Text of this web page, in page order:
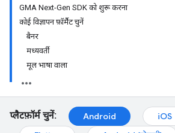
GMA Next-Gen SDK को शुरू करना
कोई विज्ञापन फ़ॉर्मैट चुनें
बैनर
मध्यवर्ती
मूल भाषा वाला
प्लैटफ़ॉर्म चुनें: Android iOS